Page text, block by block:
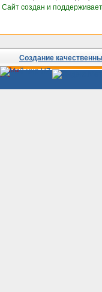
Сайт создан и
Создание
Сайты
Узбекистана